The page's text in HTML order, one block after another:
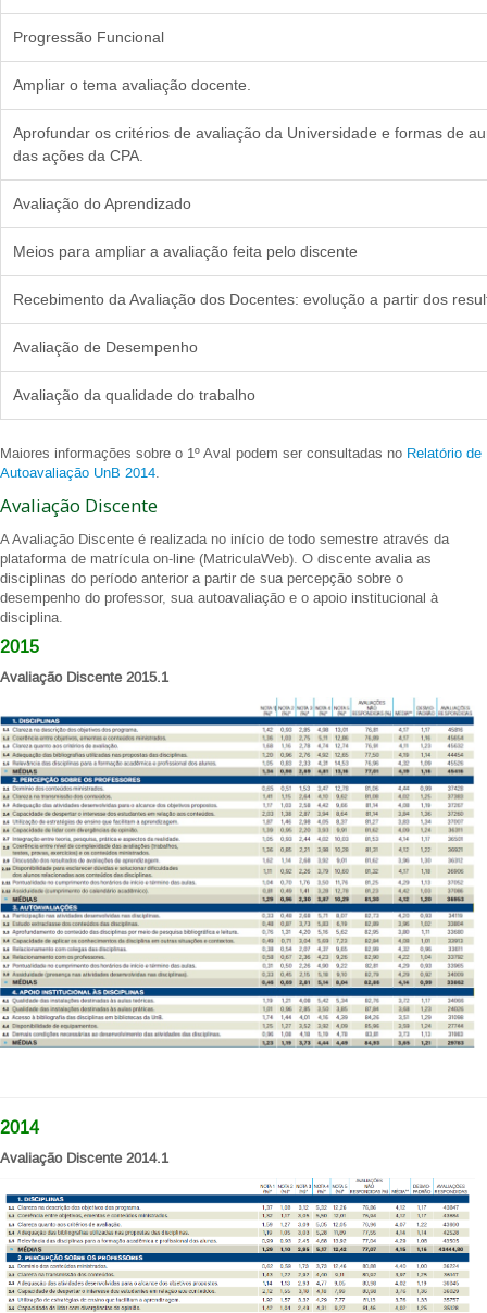
Progressão Funcional
Ampliar o tema avaliação docente.
Aprofundar os critérios de avaliação da Universidade e formas de
das ações da CPA.
Avaliação do Aprendizado
Meios para ampliar a avaliação feita pelo discente
Recebimento da Avaliação dos Docentes: evolução a partir dos
Avaliação de Desempenho
Avaliação da qualidade do trabalho
Maiores informações sobre o 1º Aval podem ser consultadas no Relatório de
Autoavaliação UnB 2014.
Avaliação Discente
A Avaliação Discente é realizada no início de todo semestre através da
plataforma de matrícula on-line (MatriculaWeb). O discente avalia as
disciplinas do período anterior a partir de sua percepção sobre o
desempenho do professor, sua autoavaliação e o apoio institucional à
disciplina.
2015
Avaliação Discente 2015.1
2014
Avaliação Discente 2014.1